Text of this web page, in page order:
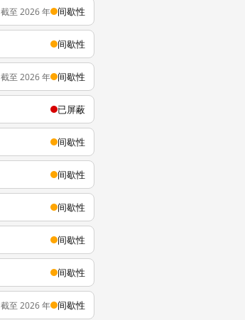
截至 2026 年 间歇性
间歇性
截至 2026 年 间歇性
已屏蔽
间歇性
间歇性
间歇性
间歇性
间歇性
截至 2026 年 间歇性